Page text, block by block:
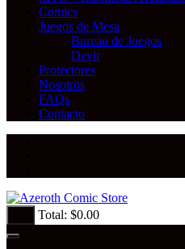
Comics
Juegos de Mesa
Bureau de Juegos
Devir
Protectores
Nosotros
FAQs
Contacto
Total: $0.00